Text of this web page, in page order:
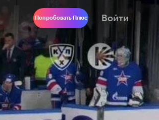
Попробовать Плюс Войти